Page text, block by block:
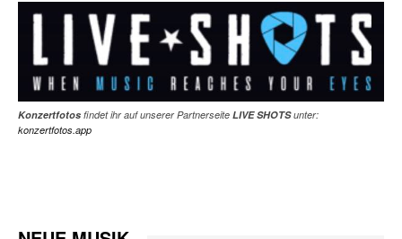
Konzertfotos findet ihr auf unserer Partnerseite LIVE SHOTSunter:
konzertfotos.app